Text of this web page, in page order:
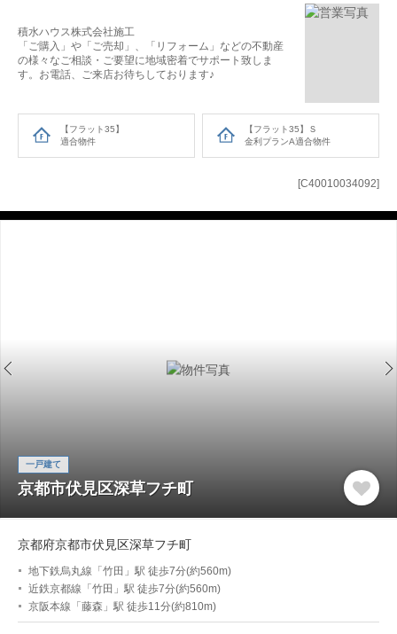
【フラット35】
適合物件
【フラット35】Ｓ
金利プランA適合物件
[C40010034092]
積水ハウス株式会社施工
「ご購入」や「ご売却」、「リフォーム」などの不動産
の様々なご相談・ご要望に地域密着でサポート致しま
す。お電話、ご来店お待ちしております♪
一戸建て
京都市伏見区深草フチ町
京都府京都市伏見区深草フチ町
地下鉄烏丸線「竹田」駅 徒歩7分(約560m)
近鉄京都線「竹田」駅 徒歩7分(約560m)
京阪本線「藤森」駅 徒歩11分(約810m)